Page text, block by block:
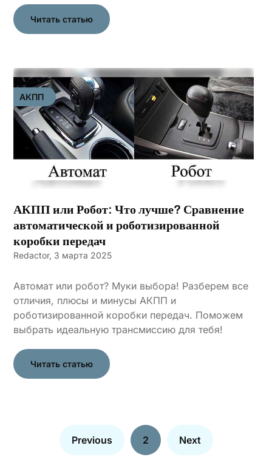
Читать статью
АКПП
АКПП или Робот: Что лучше? Сравнение
автоматической и роботизированной
коробки передач
Redactor, 3 марта 2025
Автомат или робот? Муки выбора! Разберем все
отличия, плюсы и минусы АКПП и
роботизированной коробки передач. Поможем
выбрать идеальную трансмиссию для тебя!
Читать статью
Previous 2 Next